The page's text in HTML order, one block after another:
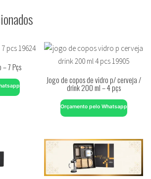
7 Pçs
Jogo de copos de vidro p/ cerveja /
drink 200 ml – 4 pçs
Orçamento pelo Whatsapp